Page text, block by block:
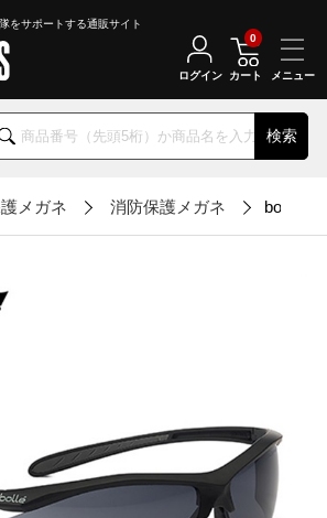
をサポートする通販サイト
検索
ログイン カート
0
メガネ 消防保護メガネ bolle